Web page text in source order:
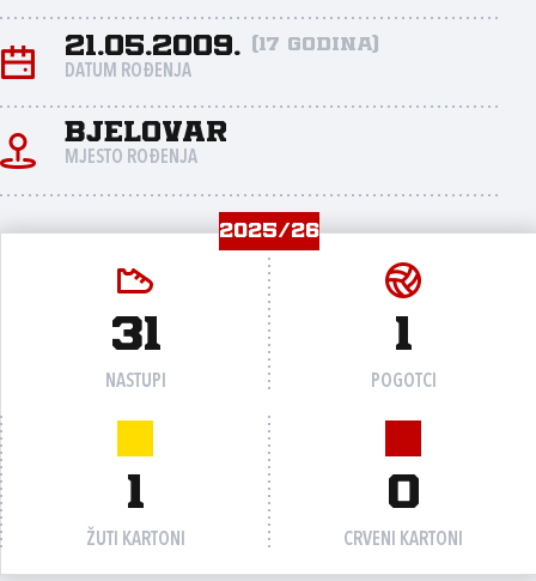
21.05.2009. (17 godina)
DATUM ROĐENJA
Bjelovar
MJESTO ROĐENJA
2025/26
31
NASTUPI
1
POGOTCI
1
ŽUTI KARTONI
0
CRVENI KARTONI